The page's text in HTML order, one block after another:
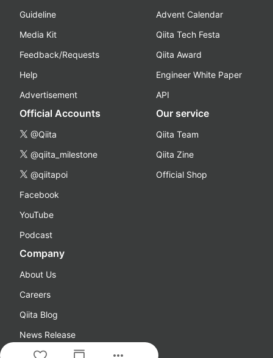
Guideline
Media Kit
Feedback/Requests
Help
Advertisement
Advent Calendar
Qiita Tech Festa
Qiita Award
Engineer White Paper
API
Official Accounts
@Qiita
@qiita_milestone
@qiitapoi
Facebook
YouTube
Podcast
Our service
Qiita Team
Qiita Zine
Official Shop
Company
About Us
Careers
Qiita Blog
News Release